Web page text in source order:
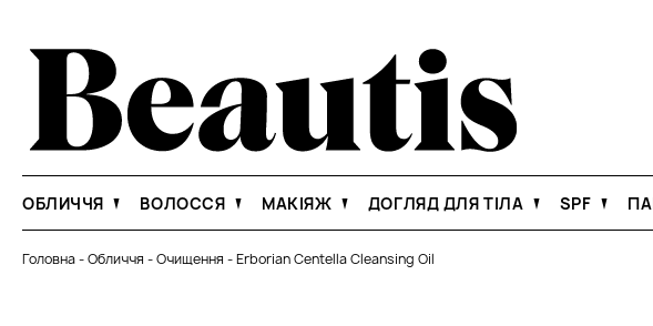
ОБЛИЧЧЯ ВОЛОССЯ МАКІЯЖ ДОГЛЯД ДЛЯ ТІЛА SPF
Головна-Обличчя -Очищення -Erborian Centella Cleansing Oil